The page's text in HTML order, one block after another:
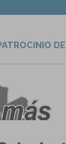
DE